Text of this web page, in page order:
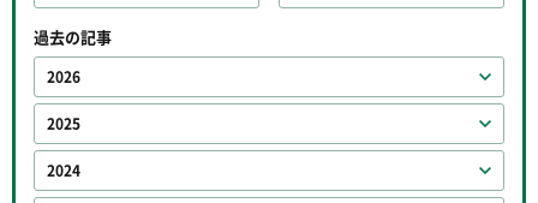
過去の記事
2026
2025
2024